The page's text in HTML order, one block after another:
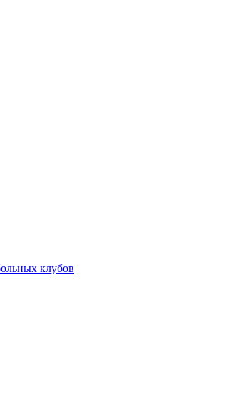
клубов